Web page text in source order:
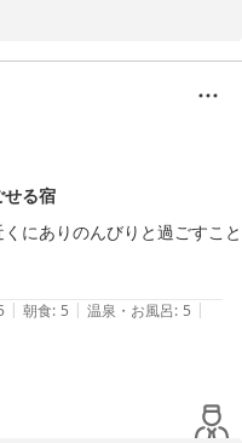
子が伺え、大変嬉しく思い
大変励みになります。
用をスタッフ一同心よりお
せる宿
にありのんびりと過ごすこと
| 朝食: 5 | 温泉・お風呂: 5 |